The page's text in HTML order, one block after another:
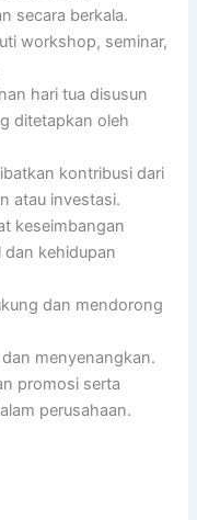
secara berkala.
workshop, seminar,
hari tua disusun
ditetapkan oleh
kontribusi dari
atau investasi.
keseimbangan
kehidupan
dan mendorong
menyenangkan.
promosi serta
perusahaan.